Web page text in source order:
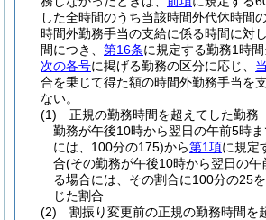
した全時間のうち当該時間外代休時間
時間外勤務手当の支給に係る時間に対
間につき、 第16条に規定する勤務1時
次の各号に掲げる勤務の区分に応じ、
合を乗じて得た額の時間外勤務手当を
ない。
(1)
正規の勤務時間を超えてした勤
勤務が午後10時から翌日の午前5時
には、100分の175)から第1項に規定
合(その勤務が午後10時から翌日の午
る場合には、その割合に100分の25
じた割合
(2)
割振り変更前の正規の勤務時間